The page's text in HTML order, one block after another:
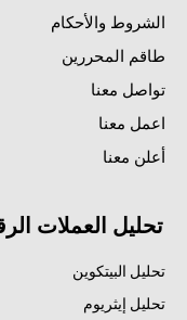
الشروط والأحكام
طاقم المحررين
تواصل معنا
اعمل معنا
أعلن معنا
تحليل العملات
تحليل البيتكوين
تحليل إيثريوم